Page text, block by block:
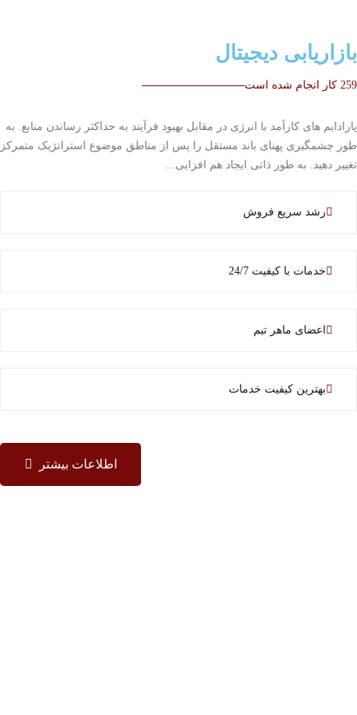
بازاریابی دیجیتال
259 کار انجام شده است
پارادایم های کارآمد با انرژی در مقابل بهبود فرآیند به حداکثر رساندن منابع. به
طور چشمگیری پهنای باند مستقل را پس از مناطق موضوع استراتژیک متمرکز
تغییر دهید. به طور ذاتی ایجاد هم افزایی…
رشد سریع فروش
خدمات با کیفیت 24/7
اعضای ماهر تیم
بهترین کیفیت خدمات
اطلاعات بیشتر